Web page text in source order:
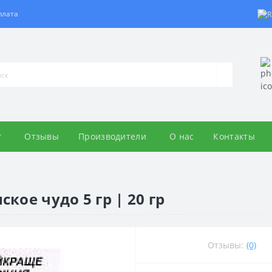
Отзывы Производители О нас Контакты
чудо 5 гр | 20 гр
Отзывы: (0)